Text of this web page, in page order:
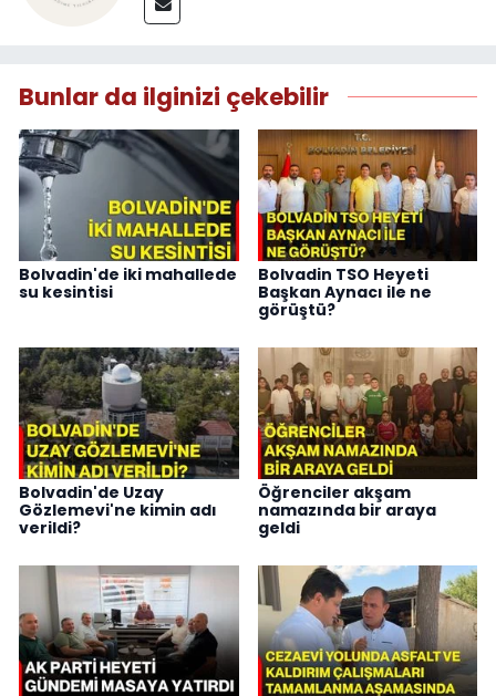
Bunlar da ilginizi çekebilir
Bolvadin'de iki mahallede
su kesintisi
Bolvadin TSO Heyeti
Başkan Aynacı ile ne
görüştü?
Bolvadin'de Uzay
Gözlemevi'ne kimin adı
verildi?
Öğrenciler akşam
namazında bir araya
geldi